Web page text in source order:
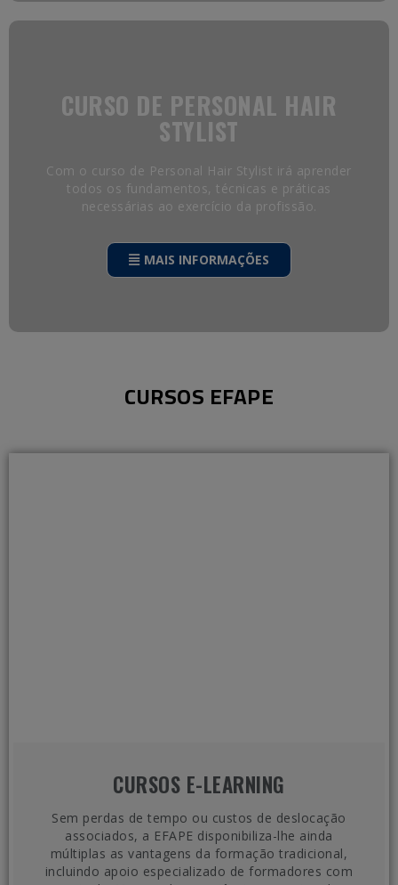
CURSO DE PERSONAL HAIR
STYLIST
Com o curso de Personal Hair Stylist irá aprender
todos os fundamentos, técnicas e práticas
necessárias ao exercício da profissão.
MAIS INFORMAÇÕES
CURSOS EFAPE
CURSOS E-LEARNING
Sem perdas de tempo ou custos de deslocação
associados, a EFAPE disponibiliza-lhe ainda
múltiplas as vantagens da formação tradicional,
incluindo apoio especializado de formadores com